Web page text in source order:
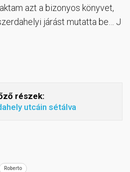
azt a bizonyos könyvet,
járást mutatta be… J
részek:
utcáin sétálva
Roberto